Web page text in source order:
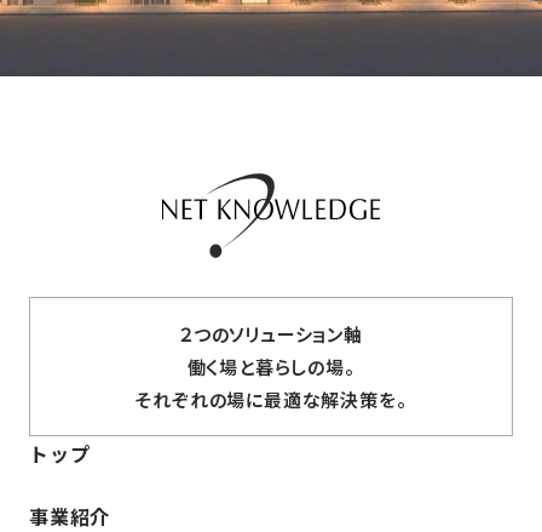
２つのソリューション軸
働く場と暮らしの場。
それぞれの場に最適な解決策を。
トップ
事業紹介